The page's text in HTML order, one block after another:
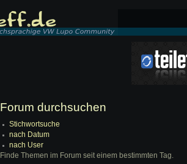
Forum durchsuchen
Stichwortsuche
nach Datum
nach User
Finde Themen im Forum seit einem bestimmten Tag.